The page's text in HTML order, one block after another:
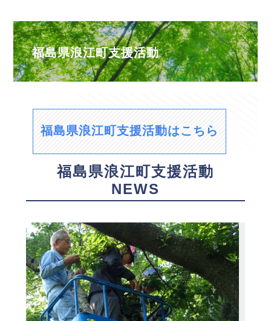
福島県浪江町支援活動
福島県浪江町支援活動はこちら
福島県浪江町支援活動
NEWS